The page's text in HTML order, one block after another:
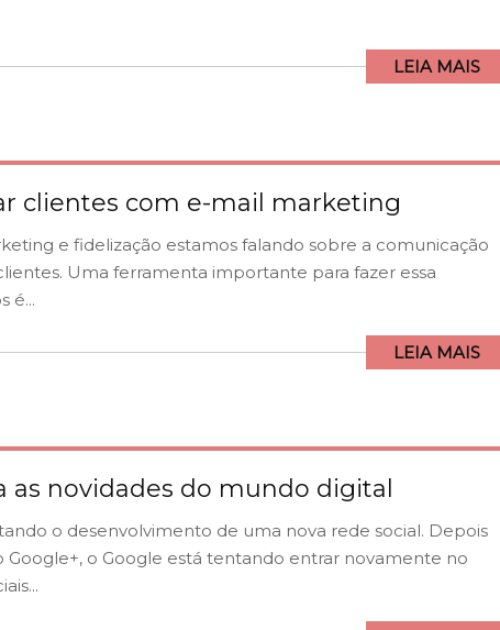
LEIA MAIS
clientes com e-mail marketing
e fidelização estamos falando sobre a comunicação
Uma ferramenta importante para fazer essa
é...
LEIA MAIS
as novidades do mundo digital
o desenvolvimento de uma nova rede social. Depois
o Google está tentando entrar novamente no